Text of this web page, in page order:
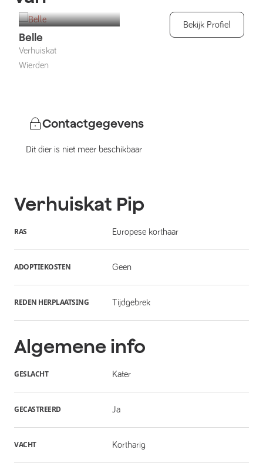
Belle
Verhuiskat
Wierden
Bekijk Profiel
Contactgegevens
Dit dier is niet meer beschikbaar
Verhuiskat Pip
RAS Europese korthaar
ADOPTIEKOSTEN Geen
REDEN HERPLAATSING Tijdgebrek
Algemene info
GESLACHT Kater
GECASTREERD Ja
VACHT Kortharig